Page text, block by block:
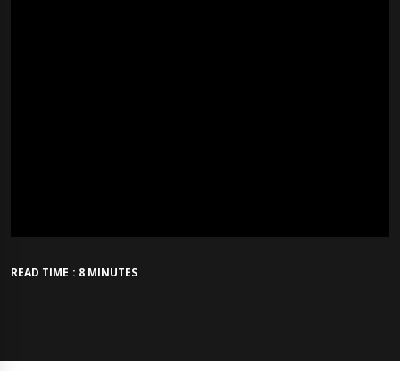
READ TIME : 8 MINUTES